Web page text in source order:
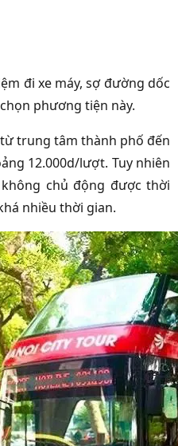
đi xe máy, sợ đường dốc
phương tiện này.
trung tâm thành phố đến
12.000d/lượt. Tuy nhiên
chủ động được thời
nhiều thời gian.